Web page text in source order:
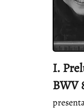
I.
BWV